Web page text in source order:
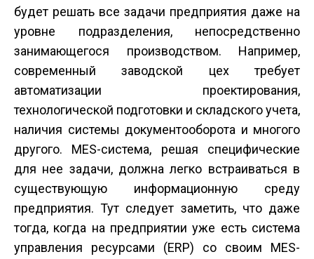
будет решать все задачи предприятия даже на
уровне подразделения, непосредственно
занимающегося производством. Например,
современный заводской цех требует
автоматизации проектирования,
технологической подготовки и складского учета,
наличия системы документооборота и многого
другого. MES-система, решая специфические
для нее задачи, должна легко встраиваться в
существующую информационную среду
предприятия. Тут следует заметить, что даже
тогда, когда на предприятии уже есть система
управления ресурсами (ERP) со своим MES-